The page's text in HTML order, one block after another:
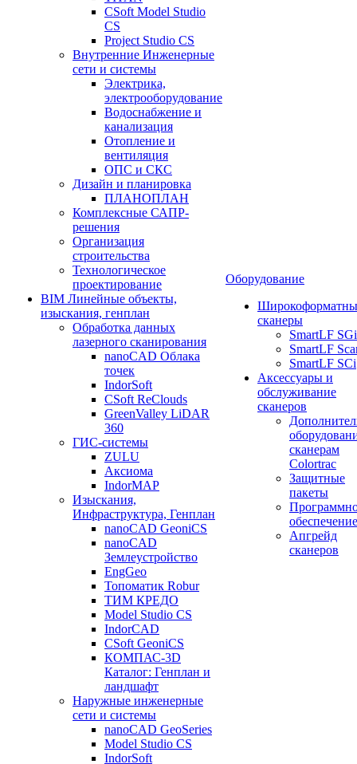
CSoft Model Studio
CS
Project Studio CS
Внутренние Инженерные
сети и системы
Электрика,
электрооборудование
Водоснабжение и
канализация
Отопление и
вентиляция
ОПС и СКС
Дизайн и планировка
ПЛАНОПЛАН
Комплексные САПР-
решения
Организация
строительства
Технологическое
проектирование
BIM Линейные объекты,
изыскания, генплан
Обработка данных
лазерного сканирования
nanoCAD Облака
точек
IndorSoft
CSoft ReClouds
GreenValley LiDAR
360
ГИС-системы
ZULU
Аксиома
IndorMAP
Изыскания,
Инфраструктура, Генплан
nanoCAD GeoniCS
nanoCAD
Землеустройство
EngGeo
Топоматик Robur
ТИМ КРЕДО
Model Studio CS
IndorCAD
CSoft GeoniCS
КОМПАС-3D
Каталог: Генплан и
ландшафт
Наружные инженерные
сети и системы
nanoCAD GeoSeries
Model Studio CS
IndorSoft
Оборудование
сканеры
SmartLF SGi
SmartLF
SmartLF SCi
Аксессуары и
обслуживание
сканеров
сканерам
Colortrac
Защитные
пакеты
обеспечение
Апгрейд
сканеров